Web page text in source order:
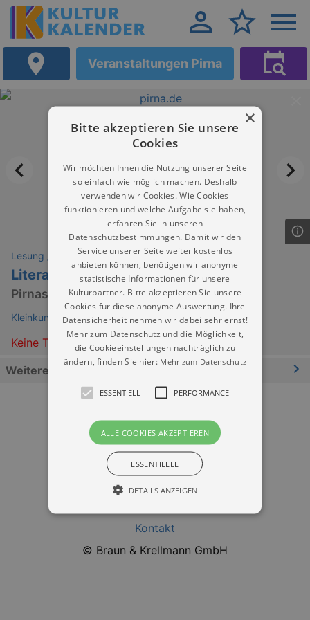
Veranstaltungen Pirna
Lesung / Vortrag / Gespräch
Literarisches Komplott Pirna
Pirnas monatliche Lesebühne
Kleinkunstbühne Q24 e. V. Pirna
Keine Termine
Weitere Informationen
Datenschutz
Kontakt
© Braun & Krellmann GmbH
×
Bitte akzeptieren Sie unsere
Cookies
Wir möchten Ihnen die Nutzung unserer Seite
so einfach wie möglich machen. Deshalb
verwenden wir Cookies. Wie Cookies
funktionieren und welche Aufgabe sie haben,
erfahren Sie in unseren
Datenschutzbestimmungen. Damit wir den
Service unserer Seite weiter kostenlos
anbieten können, benötigen wir anonyme
statistische Informationen für unsere
Kulturpartner. Bitte akzeptieren Sie unsere
Cookies für diese anonyme Auswertung. Ihre
Datensicherheit nehmen wir dabei sehr ernst!
Mehr zum Datenschutz und die Möglichkeit,
die Cookieeinstellungen nachträglich zu
ändern, finden Sie hier: Mehr zum Datenschutz
ESSENTIELL PERFORMANCE
ALLE COOKIES AKZEPTIEREN
ESSENTIELLE
DETAILS ANZEIGEN